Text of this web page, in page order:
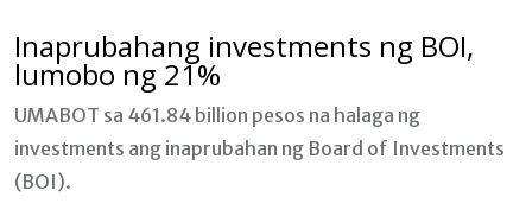
Inaprubahang investments ng BOI,
lumobo ng 21%
UMABOT sa 461.84 billion pesos na halaga ng
investments ang inaprubahan ng Board of Investments
(BOI).